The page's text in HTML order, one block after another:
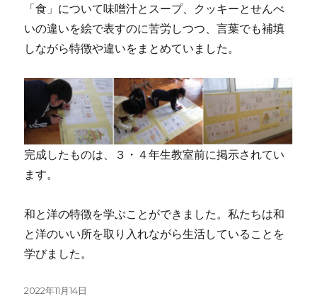
「食」について味噌汁とスープ、クッキーとせんべ
いの違いを絵で表すのに苦労しつつ、言葉でも補填
しながら特徴や違いをまとめていました。
完成したものは、３・４年生教室前に掲示されてい
ます。
和と洋の特徴を学ぶことができました。私たちは和
と洋のいい所を取り入れながら生活していることを
学びました。
投
2022年11月14日